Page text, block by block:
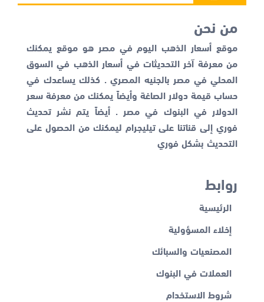
من نحن
موقع أسعار الذهب اليوم في مصر هو موقع يمكنك
من معرفة آخر التحديثات في أسعار الذهب في السوق
المحلي في مصر بالجنيه المصري . كذلك يساعدك في
حساب قيمة دولار الصاغة وأيضاً يمكنك من معرفة سعر
الدولار في البنوك في مصر . أيضاً يتم نشر تحديث
فوري إلى قناتنا على تيليجرام ليمكنك من الحصول على
التحديث بشكل فوري
روابط
الرئيسية
إخلاء المسؤولية
المصنعيات والسبائك
العملات في البنوك
شروط الاستخدام